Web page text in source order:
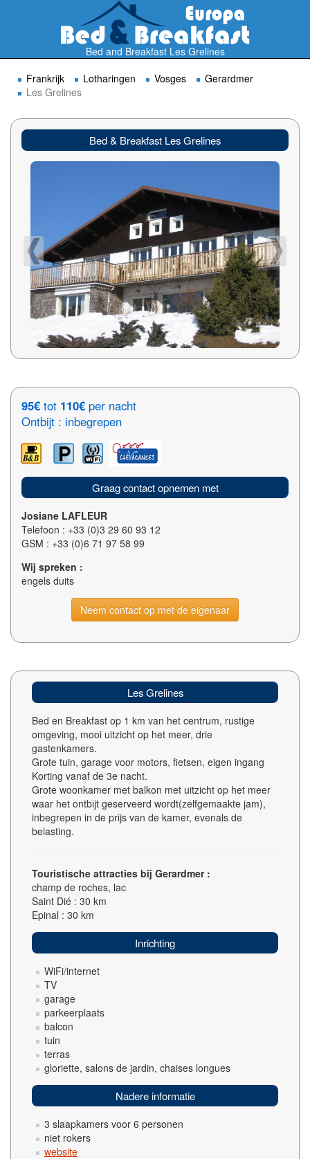
Bed and Breakfast Les Grelines
Frankrijk
Lotharingen Vosges
Gerardmer
Les Grelines
Bed & Breakfast Les Grelines
95€ tot 110€ per nacht
Ontbijt : inbegrepen
Graag contact opnemen met
Josiane LAFLEUR
Telefoon : +33 (0)3 29 60 93 12
GSM : +33 (0)6 71 97 58 99
Wij spreken :
engels duits
Neem contact op met de eigenaar
Les Grelines
Bed en Breakfast op 1 km van het centrum, rustige
omgeving, mooi uitzicht op het meer, drie
gastenkamers.
Grote tuin, garage voor motors, fietsen, eigen ingang
Korting vanaf de 3e nacht.
Grote woonkamer met balkon met uitzicht op het meer
waar het ontbijt geserveerd wordt(zelfgemaakte jam),
inbegrepen in de prijs van de kamer, evenals de
belasting.
Touristische attracties bij Gerardmer :
champ de roches, lac
Saint Dié : 30 km
Epinal : 30 km
Inrichting
WiFi/internet
TV
garage
parkeerplaats
balcon
tuin
terras
gloriette, salons de jardin, chaises longues
Nadere informatie
3 slaapkamers voor 6 personen
niet rokers
website